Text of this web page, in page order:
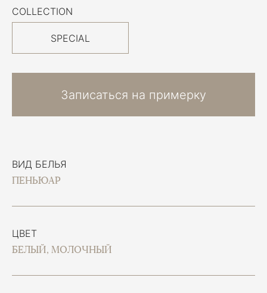
ВИД БЕЛЬЯ
ПЕНЬЮАР
ЦВЕТ
БЕЛЫЙ, МОЛОЧНЫЙ
COLLECTION
SPECIAL
Записаться на примерку